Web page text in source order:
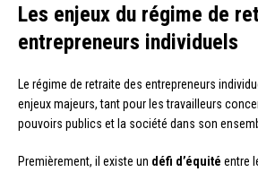
Les enjeux du régime de
entrepreneurs individuels
Le régime de retraite des entrepreneurs
enjeux majeurs, tant pour les travailleurs
pouvoirs publics et la société dans son
Premièrement, il existe un défi d’équité entre